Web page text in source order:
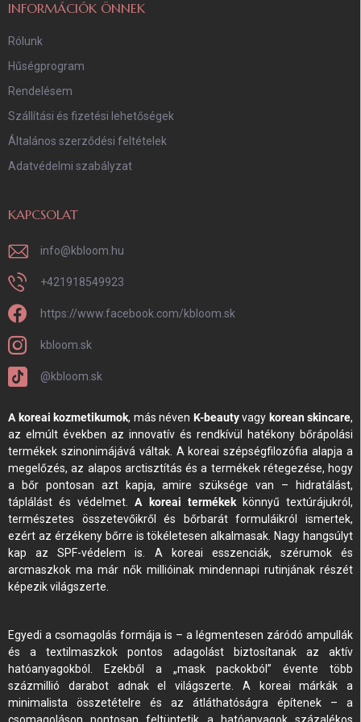
INFORMÁCIÓK ÖNNEK
Rólunk
Hűségprogram
Rendelésem
Szállítási és fizetési lehetőségek
Általános szerződési feltételek
Adatvédelmi szabályzat
KAPCSOLAT
info@kbloom.hu
+421918549923
https://www.facebook.com/kbloom.sk
kbloom.sk
@kbloom.sk
A koreai kozmetikumok, más néven K-beautyvagy korean skincare,
az elmúlt években az innovatív és rendkívül hatékony bőrápolási
termékek szinonimájává váltak. A koreai szépségfilozófia alapja a
megelőzés, az alapos arctisztítás és a termékek rétegezése, hogy
a bőr pontosan azt kapja, amire szüksége van – hidratálást,
táplálást és védelmet.A koreai termékekkönnyű textúrájukról,
természetes összetevőikről és bőrbarát formuláikról ismertek,
ezért az érzékeny bőrre is tökéletesen alkalmasak. Nagy hangsúlyt
kap az SPF-védelem is. A koreai esszenciák, szérumok és
arcmaszkok ma már nők millióinak mindennapi rutinjának részét
képezik világszerte.
Egyedi a csomagolás formája is – a légmentesen záródó ampullák
és a textilmaszkok pontos adagolást biztosítanak az aktív
hatóanyagokból. Ezekből a „mask packokból” évente több
százmillió darabot adnak el világszerte. A koreai márkák a
minimalista összetételre és az átláthatóságra építenek – a